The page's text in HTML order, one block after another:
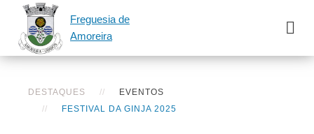
Freguesia de
Amoreira
DESTAQUES
EVENTOS
FESTIVAL DA GINJA 2025